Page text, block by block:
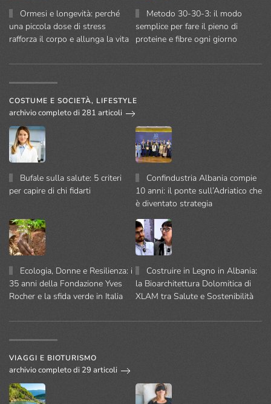
Ormesi e longevità: perché
una piccola dose di stress
rafforza il corpo e allunga la vita
Metodo 30-30-3: il modo
semplice per fare il pieno di
proteine e fibre ogni giorno
COSTUME E SOCIETÀ, LIFESTYLE
archivio completo di 281 articoli
Bufale sulla salute: 5 criteri
per capire di chi fidarti
Confindustria Albania compie
10 anni: il ponte sull’Adriatico che
è diventato strategia
Ecologia, Donne e Resilienza: i
35 anni della Fondazione Yves
Rocher e la sfida verde in Italia
Costruire in Legno in Albania:
la Bioarchitettura Dolomitica di
XLAM tra Salute e Sostenibilità
VIAGGI E BIOTURISMO
archivio completo di 29 articoli